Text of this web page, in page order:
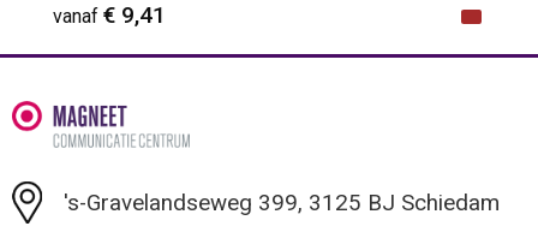
vanaf € 9,41
Minimale afname: 1
's-Gravelandseweg 399, 3125 BJ Schiedam